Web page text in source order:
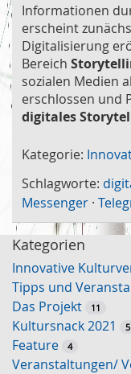
Informationen
erscheint
Digitalisierung
Bereich
sozialen Medien
erschlossen und
digitales
Kategorie:
Schlagworte:
Messenger ·
Kategorien
Innovative
Tipps und
Das Projekt 11
Kultursnack 2021 5
Feature 4
Veranstaltungen/